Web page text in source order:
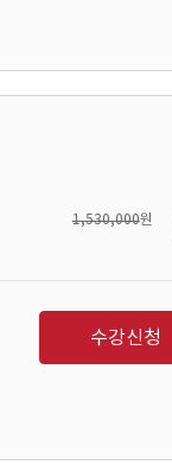
1,530,000원
수강신청